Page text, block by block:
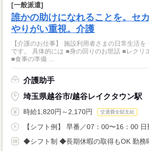
[一般派遣]
誰かの助けになれることを。セ
やりがい重視。介護
【介護のお仕事】 施設利用者さまの日常生活
です。 具体的には ■身の回りのお世話 ■レクリエーションの見守り
■食事の準備 ...
介護助手
埼玉県越谷市/越谷レイクタウン駅
時給1,820円～2,170円 交通費全額支給
【シフト例】 早番／07：00〜16：00 日
◆シフト制 ◆長期休暇の取得もOK 勤務